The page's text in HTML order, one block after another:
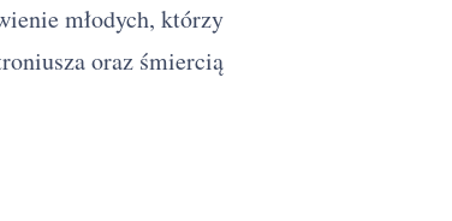
młodych, którzy
oraz śmiercią